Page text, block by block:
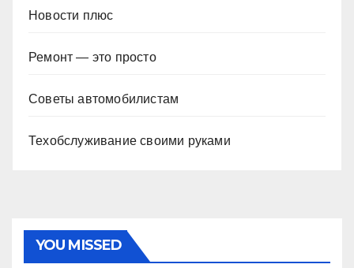
Новости плюс
Ремонт — это просто
Советы автомобилистам
Техобслуживание своими руками
YOU MISSED